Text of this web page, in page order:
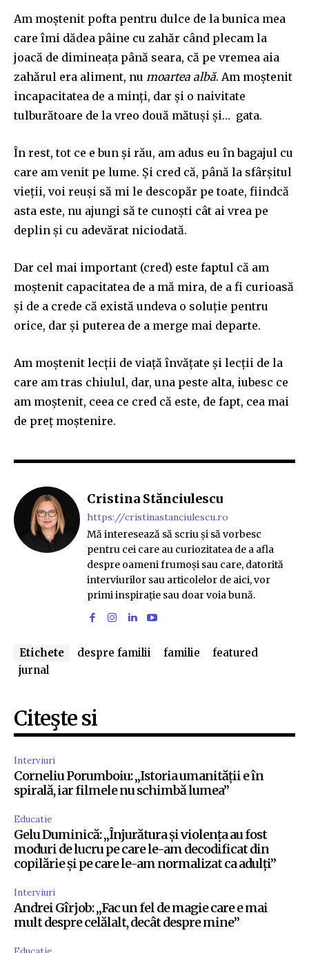
Am moștenit pofta pentru dulce de la bunica mea
care îmi dădea pâine cu zahăr când plecam la
joacă de dimineața până seara, că pe vremea aia
zahărul era aliment, nu moartea albă. Am moștenit
incapacitatea de a minți, dar și o naivitate
tulburătoare de la vreo două mătuși și… gata.
În rest, tot ce e bun și rău, am adus eu în bagajul cu
care am venit pe lume. Și cred că, până la sfârșitul
vieții, voi reuși să mi le descopăr pe toate, fiindcă
asta este, nu ajungi să te cunoști cât ai vrea pe
deplin și cu adevărat niciodată.
Dar cel mai important (cred) este faptul că am
moștenit capacitatea de a mă mira, de a fi curioasă
și de a crede că există undeva o soluție pentru
orice, dar și puterea de a merge mai departe.
Am moștenit lecții de viață învățate și lecții de la
care am tras chiulul, dar, una peste alta, iubesc ce
am moștenit, ceea ce cred că este, de fapt, cea mai
de preț moștenire.
Cristina Stănciulescu
https://cristinastanciulescu.ro
Mă interesează să scriu și să vorbesc
pentru cei care au curiozitatea de a afla
despre oameni frumoși sau care, datorită
interviurilor sau articolelor de aici, vor
primi inspirație sau doar voia bună.
Etichete despre familii familie
featured
jurnal
Citeşte si
Interviuri
Corneliu Porumboiu: „Istoria umanității e în
spirală, iar filmele nu schimbă lumea”
Educatie
Gelu Duminică: „Înjurătura și violența au fost
moduri de lucru pe care le-am decodificat din
copilărie și pe care le-am normalizat ca adulți”
Interviuri
Andrei Gîrjob: „Fac un fel de magie care e mai
mult despre celălalt, decât despre mine”